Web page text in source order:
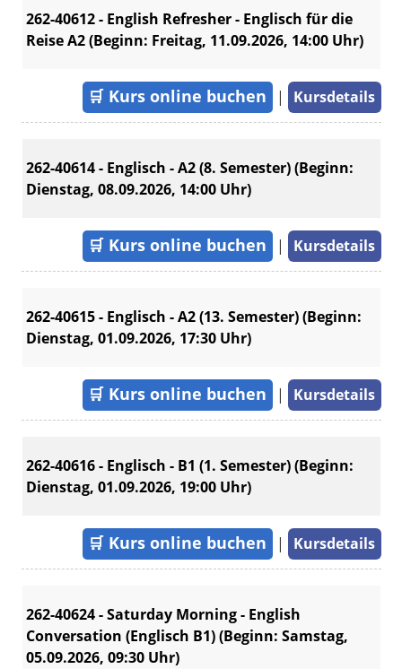
262-40612 - English Refresher - Englisch für die
Reise A2 (Beginn: Freitag, 11.09.2026, 14:00 Uhr)
🛒 Kurs online buchen | Kursdetails
262-40614 - Englisch - A2 (8. Semester) (Beginn:
Dienstag, 08.09.2026, 14:00 Uhr)
🛒 Kurs online buchen | Kursdetails
262-40615 - Englisch - A2 (13. Semester) (Beginn:
Dienstag, 01.09.2026, 17:30 Uhr)
🛒 Kurs online buchen | Kursdetails
262-40616 - Englisch - B1 (1. Semester) (Beginn:
Dienstag, 01.09.2026, 19:00 Uhr)
🛒 Kurs online buchen | Kursdetails
262-40624 - Saturday Morning - English
Conversation (Englisch B1) (Beginn: Samstag,
05.09.2026, 09:30 Uhr)